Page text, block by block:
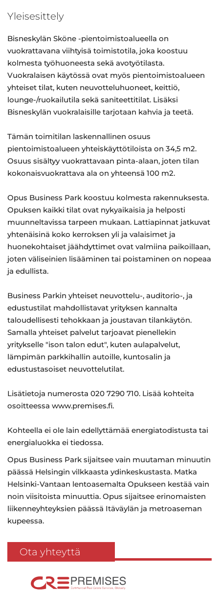
Yleisesittely
Bisneskylän Sköne -pientoimistoalueella on
vuokrattavana viihtyisä toimistotila, joka koostuu
kolmesta työhuoneesta sekä avotyötilasta.
Vuokralaisen käytössä ovat myös pientoimistoalueen
yhteiset tilat, kuten neuvotteluhuoneet, keittiö,
lounge-/ruokailutila sekä saniteettitilat. Lisäksi
Bisneskylän vuokralaisille tarjotaan kahvia ja teetä.
Tämän toimitilan laskennallinen osuus
pientoimistoalueen yhteiskäyttötiloista on 34,5 m2.
Osuus sisältyy vuokrattavaan pinta-alaan, joten tilan
kokonaisvuokrattava ala on yhteensä 100 m2.
Opus Business Park koostuu kolmesta rakennuksesta.
Opuksen kaikki tilat ovat nykyaikaisia ja helposti
muunneltavissa tarpeen mukaan. Lattiapinnat jatkuvat
yhtenäisinä koko kerroksen yli ja valaisimet ja
huonekohtaiset jäähdyttimet ovat valmiina paikoillaan,
joten väliseinien lisääminen tai poistaminen on nopeaa
ja edullista.
Business Parkin yhteiset neuvottelu-, auditorio-, ja
edustustilat mahdollistavat yrityksen kannalta
taloudellisesti tehokkaan ja joustavan tilankäytön.
Samalla yhteiset palvelut tarjoavat pienellekin
yritykselle "ison talon edut", kuten aulapalvelut,
lämpimän parkkihallin autoille, kuntosalin ja
edustustasoiset neuvottelutilat.
Lisätietoja numerosta 020 7290 710. Lisää kohteita
osoitteessa www.premises.fi.
Kohteella ei ole lain edellyttämää energiatodistusta tai
energialuokka ei tiedossa.
Opus Business Park sijaitsee vain muutaman minuutin
päässä Helsingin vilkkaasta ydinkeskustasta. Matka
Helsinki-Vantaan lentoasemalta Opukseen kestää vain
noin viisitoista minuuttia. Opus sijaitsee erinomaisten
liikenneyhteyksien päässä Itäväylän ja metroaseman
kupeessa.
Ota yhteyttä